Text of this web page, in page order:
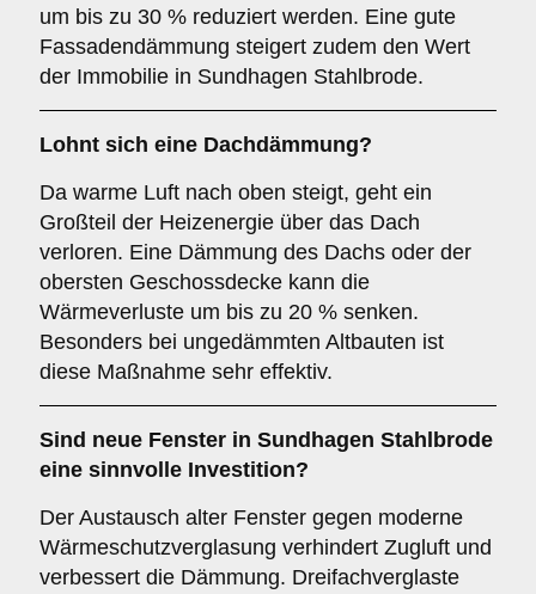
um bis zu 30 % reduziert werden. Eine gute
Fassadendämmung steigert zudem den Wert
der Immobilie in Sundhagen Stahlbrode.
Lohnt sich eine Dachdämmung?
Da warme Luft nach oben steigt, geht ein
Großteil der Heizenergie über das Dach
verloren. Eine Dämmung des Dachs oder der
obersten Geschossdecke kann die
Wärmeverluste um bis zu 20 % senken.
Besonders bei ungedämmten Altbauten ist
diese Maßnahme sehr effektiv.
Sind neue Fenster in Sundhagen Stahlbrode
eine sinnvolle Investition?
Der Austausch alter Fenster gegen moderne
Wärmeschutzverglasung verhindert Zugluft und
verbessert die Dämmung. Dreifachverglaste